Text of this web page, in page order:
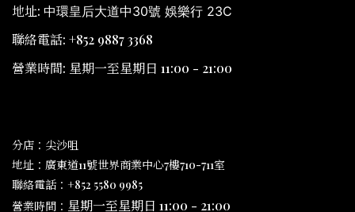
地址: 中環皇后大道中30號 娛樂行 23C
聯絡電話: +852 9887 3368
營業時間: 星期一至星期日 11:00 - 21:00
分店：尖沙咀
地址：廣東道11號世界商業中心7樓710-711室
聯絡電話：+852 5580 9985
營業時間： 星期一至星期日 11:00 - 21:00